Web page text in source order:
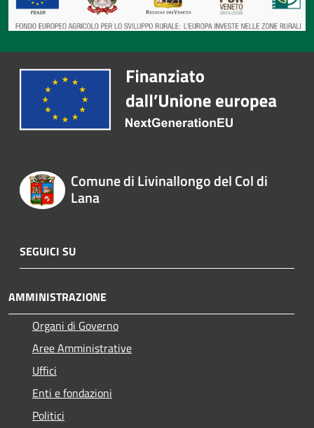
Comune di Livinallongo del Col di
Lana
SEGUICI SU
AMMINISTRAZIONE
Organi di Governo
Aree Amministrative
Uffici
Enti e fondazioni
Politici